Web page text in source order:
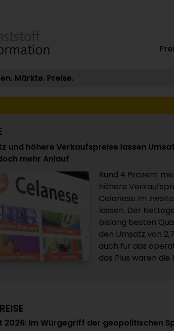
Märkte. Preise.
und höhere Verkaufspreise lassen
mehr Anlauf
Rund 4 Prozent
höhere
Celanese im
lassen. Der
bislang besten
den Umsatz von
auch für das
das Plus waren
2026: Im Würgegriff der geopolitischen